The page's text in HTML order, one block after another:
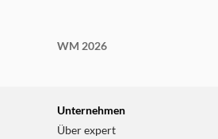
WM 2026
Unternehmen
Über expert